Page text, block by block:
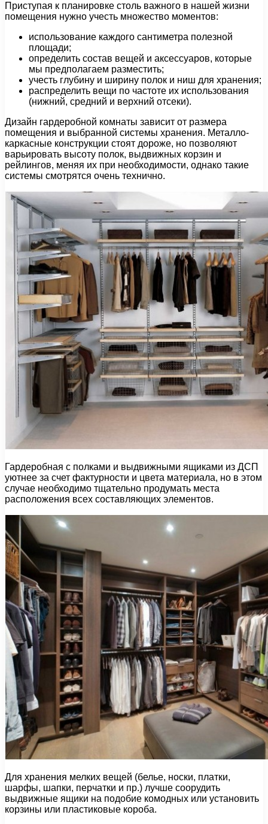
Приступая к планировке столь важного в нашей жизни
помещения нужно учесть множество моментов:
использование каждого сантиметра полезной
площади;
определить состав вещей и аксессуаров, которые
мы предполагаем разместить;
учесть глубину и ширину полок и ниш для хранения;
распределить вещи по частоте их использования
(нижний, средний и верхний отсеки).
Дизайн гардеробной комнаты зависит от размера
помещения и выбранной системы хранения. Металло-
каркасные конструкции стоят дороже, но позволяют
варьировать высоту полок, выдвижных корзин и
рейлингов, меняя их при необходимости, однако такие
системы смотрятся очень технично.
Гардеробная с полками и выдвижными ящиками из ДСП
уютнее за счет фактурности и цвета материала, но в этом
случае необходимо тщательно продумать места
расположения всех составляющих элементов.
Для хранения мелких вещей (белье, носки, платки,
шарфы, шапки, перчатки и пр.) лучше соорудить
выдвижные ящики на подобие комодных или установить
корзины или пластиковые короба.